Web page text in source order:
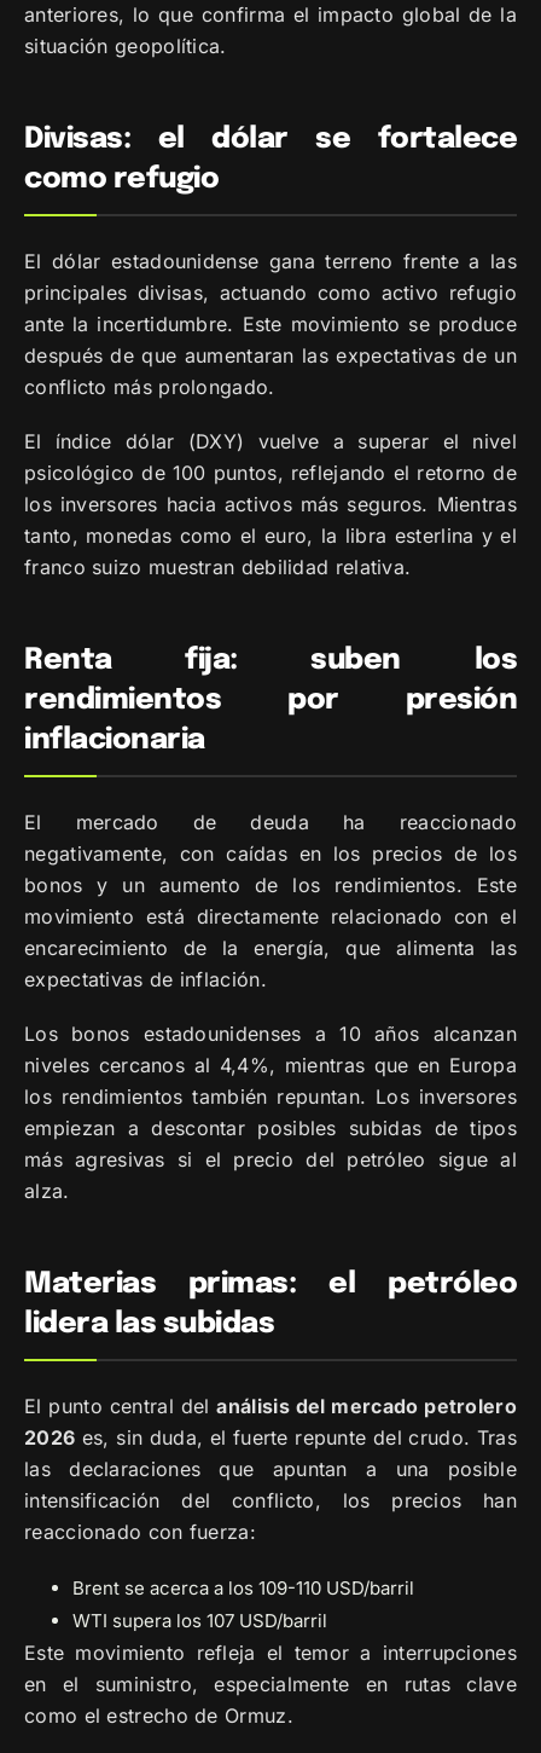
anteriores, lo que confirma el impacto global de la
situación geopolítica.
Divisas: el dólar se fortalece
como refugio
El dólar estadounidense gana terreno frente a las
principales divisas, actuando como activo refugio
ante la incertidumbre. Este movimiento se produce
después de que aumentaran las expectativas de un
conflicto más prolongado.
El índice dólar (DXY) vuelve a superar el nivel
psicológico de 100 puntos, reflejando el retorno de
los inversores hacia activos más seguros. Mientras
tanto, monedas como el euro, la libra esterlina y el
franco suizo muestran debilidad relativa.
Renta fija: suben los
rendimientos por presión
inflacionaria
El mercado de deuda ha reaccionado
negativamente, con caídas en los precios de los
bonos y un aumento de los rendimientos. Este
movimiento está directamente relacionado con el
encarecimiento de la energía, que alimenta las
expectativas de inflación.
Los bonos estadounidenses a 10 años alcanzan
niveles cercanos al 4,4%, mientras que en Europa
los rendimientos también repuntan. Los inversores
empiezan a descontar posibles subidas de tipos
más agresivas si el precio del petróleo sigue al
alza.
Materias primas: el petróleo
lidera las subidas
El punto central delanálisis del mercado petrolero
2026 es, sin duda, el fuerte repunte del crudo. Tras
las declaraciones que apuntan a una posible
intensificación del conflicto, los precios han
reaccionado con fuerza:
Brent se acerca a los 109-110 USD/barril
WTI supera los 107 USD/barril
Este movimiento refleja el temor a interrupciones
en el suministro, especialmente en rutas clave
como el estrecho de Ormuz.